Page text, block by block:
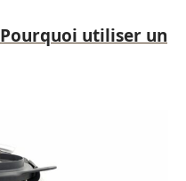
Pourquoi utiliser un